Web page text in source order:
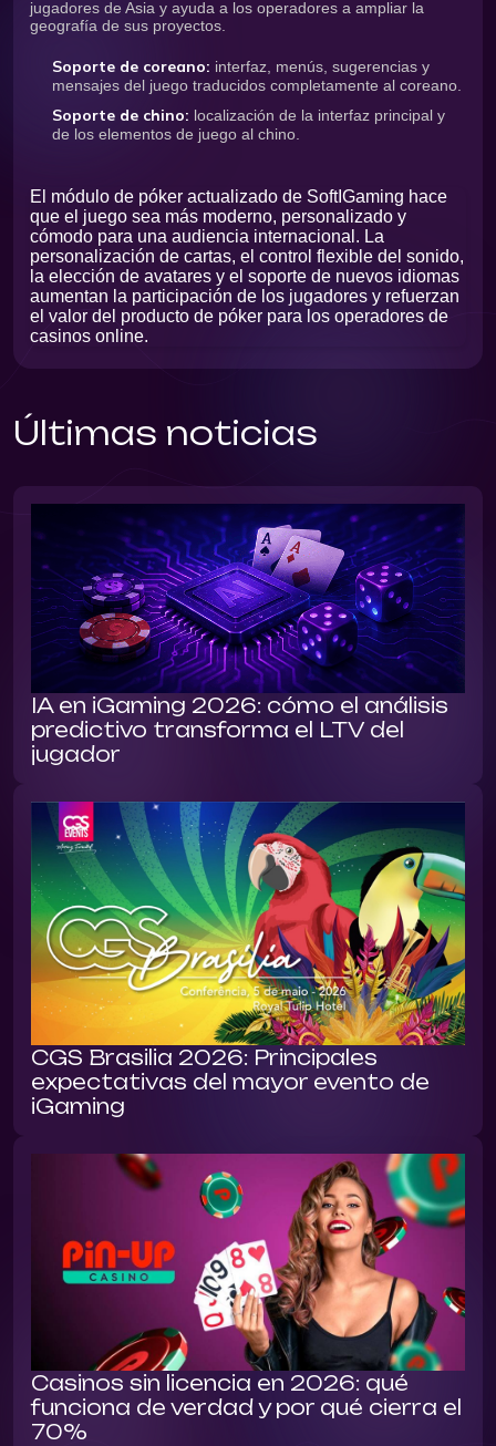
jugadores de Asia y ayuda a los operadores a ampliar la
geografía de sus proyectos.
Soporte de coreano: interfaz, menús, sugerencias y
mensajes del juego traducidos completamente al coreano.
Soporte de chino: localización de la interfaz principal y
de los elementos de juego al chino.
El módulo de póker actualizado de SoftIGaming hace
que el juego sea más moderno, personalizado y
cómodo para una audiencia internacional. La
personalización de cartas, el control flexible del sonido,
la elección de avatares y el soporte de nuevos idiomas
aumentan la participación de los jugadores y refuerzan
el valor del producto de póker para los operadores de
casinos online.
Últimas noticias
IA en iGaming 2026: cómo el análisis
predictivo transforma el LTV del
jugador
CGS Brasilia 2026: Principales
expectativas del mayor evento de
iGaming
Casinos sin licencia en 2026: qué
funciona de verdad y por qué cierra el
70%